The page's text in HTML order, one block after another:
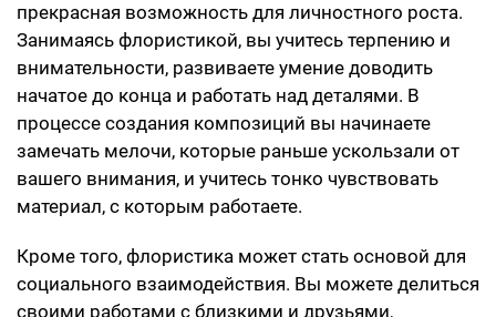
прекрасная возможность для личностного роста.
Занимаясь флористикой, вы учитесь терпению и
внимательности, развиваете умение доводить
начатое до конца и работать над деталями. В
процессе создания композиций вы начинаете
замечать мелочи, которые раньше ускользали от
вашего внимания, и учитесь тонко чувствовать
материал, с которым работаете.
Кроме того, флористика может стать основой для
социального взаимодействия. Вы можете делиться
своими работами с близкими и друзьями,